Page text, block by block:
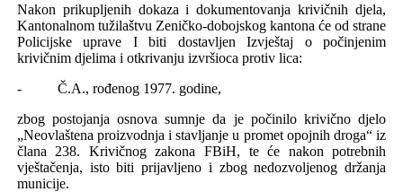
Nakon prikupljenih dokaza i dokumentovanja krivičnih djela,
Kantonalnom tužilaštvu Zeničko-dobojskog kantona će od strane
Policijske uprave I biti dostavljen Izvještaj o počinjenim
krivičnim djelima i otkrivanju izvršioca protiv lica:
- Č.A., rođenog 1977. godine,
zbog postojanja osnova sumnje da je počinilo krivično djelo
„Neovlaštena proizvodnja i stavljanje u promet opojnih droga“ iz
člana 238. Krivičnog zakona FBiH, te će nakon potrebnih
vještačenja, isto biti prijavljeno i zbog nedozvoljenog držanja
municije.